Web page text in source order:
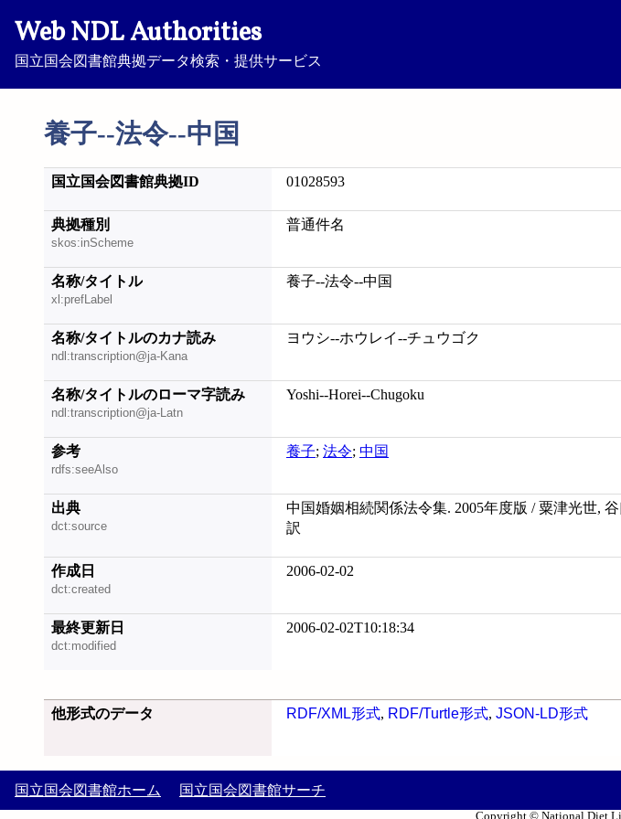
Web NDL Authorities
国立国会図書館典拠データ検索・提供サービス
養子--法令--中国
国立国会図書館典拠ID 01028593
典拠種別
skos:inScheme
普通件名
名称/タイトル
xl:prefLabel
養子--法令--中国
名称/タイトルのカナ読み
ndl:transcription@ja-Kana
ヨウシ--ホウレイ--チュウゴク
名称/タイトルのローマ字読み
ndl:transcription@ja-Latn
Yoshi--Horei--Chugoku
参考
rdfs:seeAlso
養子; 法令; 中国
出典
dct:source
中国婚姻相続関係法令集. 2005年度版 / 粟津光世,
訳
作成日
dct:created
2006-02-02
最終更新日
dct:modified
2006-02-02T10:18:34
他形式のデータ RDF/XML形式, RDF/Turtle形式, JSON-LD形式
国立国会図書館ホーム 国立国会図書館サーチ